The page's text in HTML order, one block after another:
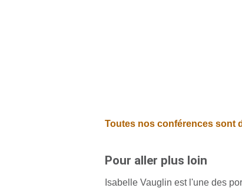
Toutes nos conférences sont
Pour aller plus loin
Isabelle Vauglin est l'une des